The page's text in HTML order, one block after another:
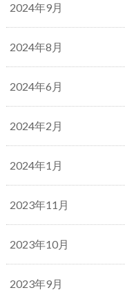
2024年9月
2024年8月
2024年6月
2024年2月
2024年1月
2023年11月
2023年10月
2023年9月